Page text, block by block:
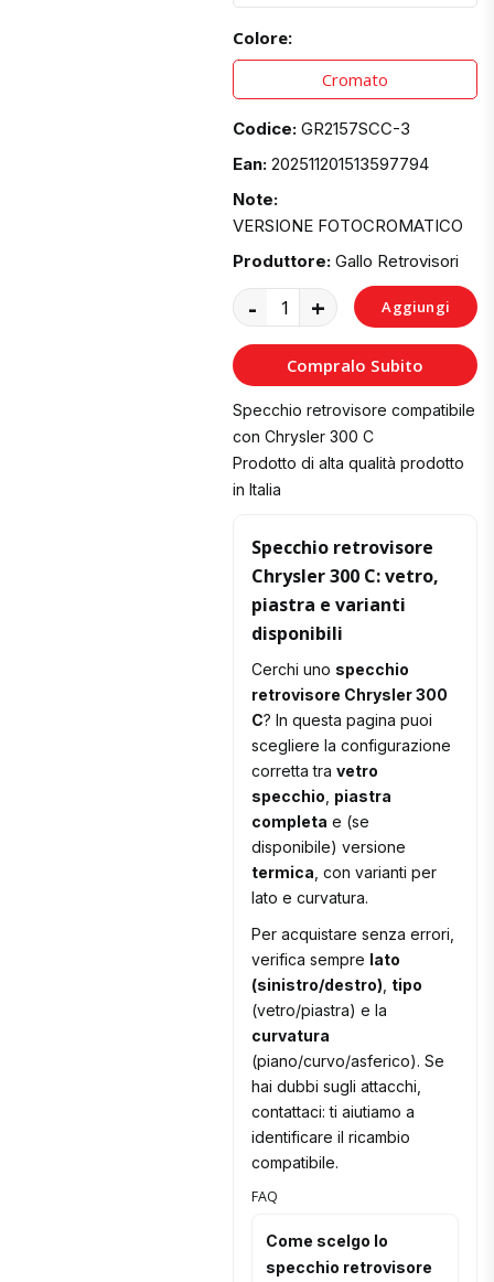
Colore:
Cromato
Codice: GR2157SCC-3
Ean: 202511201513597794
Note:
VERSIONE FOTOCROMATICO
Produttore: Gallo Retrovisori
- + Aggiungi
al
Carrello
Compralo Subito
Specchio retrovisore compatibile
con Chrysler 300 C
Prodotto di alta qualità prodotto
in Italia
Specchio retrovisore
Chrysler 300 C: vetro,
piastra e varianti
disponibili
Cerchi uno specchio
retrovisore Chrysler 300
C? In questa pagina puoi
scegliere la configurazione
corretta travetro
specchio piastra
completa e (se
disponibile) versione
termica , con varianti per
lato e curvatura.
Per acquistare senza errori,
verifica sempre lato
(sinistro/destro) tipo
(vetro/piastra) e la
curvatura
(piano/curvo/asferico). Se
hai dubbi sugli attacchi,
contattaci: ti aiutiamo a
identificare il ricambio
compatibile.
FAQ
Come scelgo lo
specchio retrovisore